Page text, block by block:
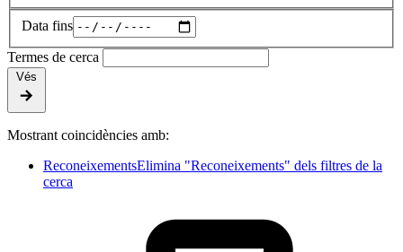
Data fins
Termes de cerca
Vés
Mostrant coincidències amb:
ReconeixementsElimina "Reconeixements" dels filtres de la
cerca